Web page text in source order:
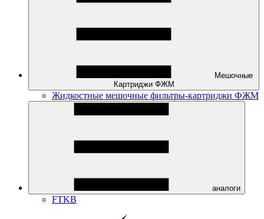
Картриджи ФЖМ
Жидкостные мешочные фильтры-картриджи ФЖМ
аналоги
FTKB